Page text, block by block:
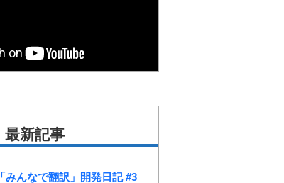
最新記事
「みんなで翻訳」開発日記 #3